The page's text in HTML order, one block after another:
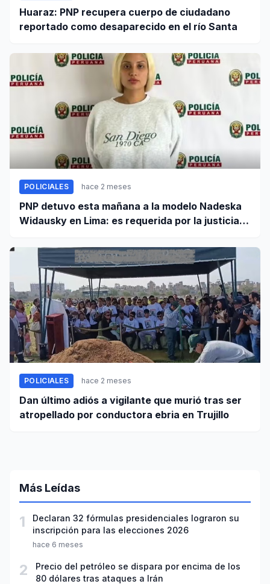
Huaraz: PNP recupera cuerpo de ciudadano
reportado como desaparecido en el río Santa
POLICIALES hace 2 meses
PNP detuvo esta mañana a la modelo Nadeska
Widausky en Lima: es requerida por la justicia
POLICIALES hace 2 meses
Dan último adiós a vigilante que murió tras ser
atropellado por conductora ebria en Trujillo
Más Leídas
1
Declaran 32 fórmulas presidenciales lograron su
inscripción para las elecciones 2026
hace 6 meses
2
Precio del petróleo se dispara por encima de los
80 dólares tras ataques a Irán